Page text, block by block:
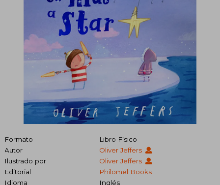
Formato
Libro Físico
Autor
Oliver Jeffers
Ilustrado por
Oliver Jeffers
Editorial
Philomel Books
Idioma
Inglés